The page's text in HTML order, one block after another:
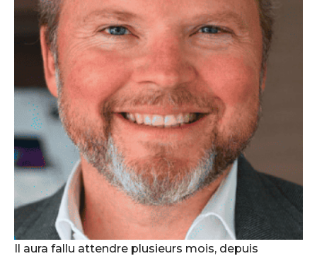
Il aura fallu attendre plusieurs mois, depuis